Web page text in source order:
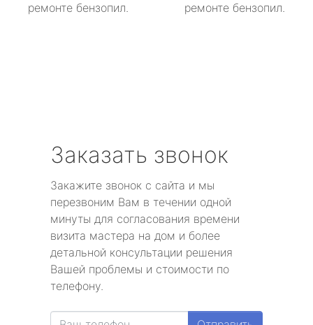
ремонте бензопил.
ремонте бензопил.
Заказать звонок
Закажите звонок с сайта и мы
перезвоним Вам в течении одной
минуты для согласования времени
визита мастера на дом и более
детальной консультации решения
Вашей проблемы и стоимости по
телефону.